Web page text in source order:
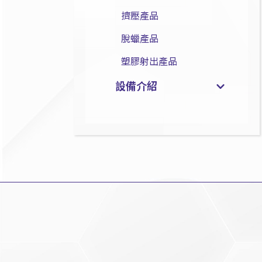
擠壓產品
脫蠟產品
塑膠射出產品
設備介紹